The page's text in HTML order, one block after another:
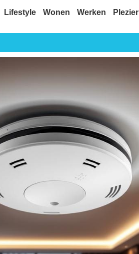
Lifestyle Wonen Werken Plezier